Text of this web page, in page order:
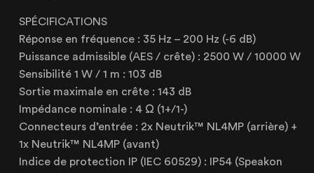
+33 (3) 20 72 39 98
SPÉCIFICATIONS
Réponse en fréquence : 35 Hz – 200 Hz (-6 dB)
Puissance admissible (AES / crête) : 2500 W / 10000 W
Sensibilité 1 W / 1 m : 103 dB
Sortie maximale en crête : 143 dB
Impédance nominale : 4 Ω (1+/1-)
Connecteurs d’entrée : 2x Neutrik™ NL4MP (arrière) +
1x Neutrik™ NL4MP (avant)
Indice de protection IP (IEC 60529) : IP54 (Speakon